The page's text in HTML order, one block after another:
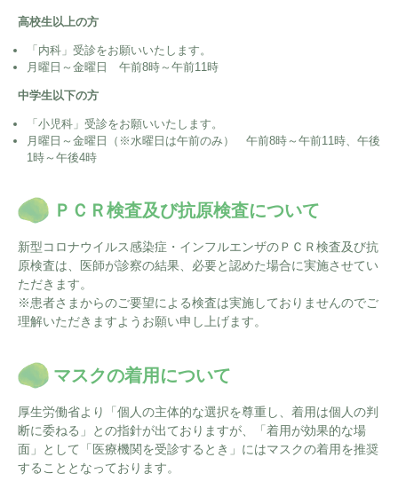
皮膚科
泌尿器科
眼科
麻酔科
高校生以上の方
「内科」受診をお願いいたします。
月曜日～金曜日 午前8時～午前11時
中学生以下の方
「小児科」受診をお願いいたします。
月曜日～金曜日（※水曜日は午前のみ） 午前8時～午前11時、午後
1時～午後4時
ＰＣＲ検査及び抗原検査について
新型コロナウイルス感染症・インフルエンザのＰＣＲ検査及び抗
原検査は、医師が診察の結果、必要と認めた場合に実施させてい
ただきます。
※患者さまからのご要望による検査は実施しておりませんのでご
理解いただきますようお願い申し上げます。
マスクの着用について
厚生労働省より「個人の主体的な選択を尊重し、着用は個人の判
断に委ねる」との指針が出ておりますが、「着用が効果的な場
面」として「医療機関を受診するとき」にはマスクの着用を推奨
することとなっております。